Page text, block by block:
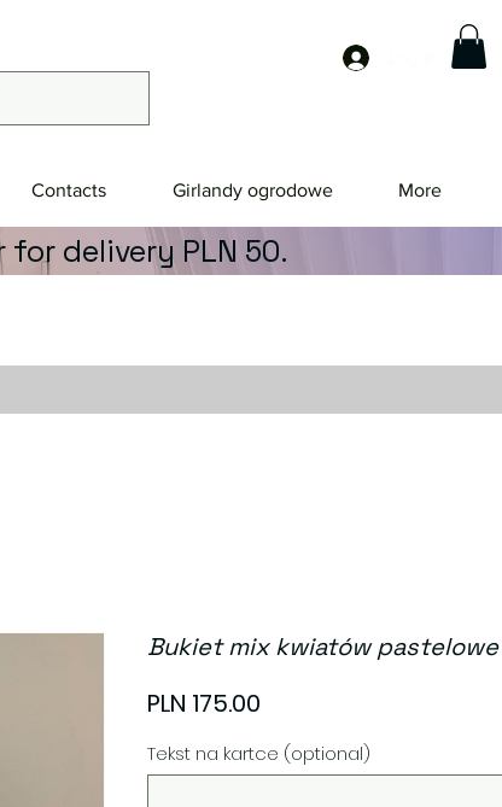
Contacts Girlandy ogrodowe More
delivery PLN 50.
Bukiet mix kwiatów
PLN 175.00
Tekst na kartce (optional)